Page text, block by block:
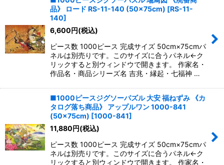
品》 ロード RS-11-140 (50×75cm) [RS-11-
140]
6,600円(税込)
ピース数 1000ピース 完成サイズ 50cm×75cmパ
ネルは別売りです。このサイズに合うパネル←ク
リックすると別ウィンドウで開きます。 作家名・
作品名・商品シリーズ名 吉兆・縁起・七福神 …
■1000ピースジグソーパズル 大安 福ねずみ 《カ
タログ落ち商品》 アップルワン 1000-841
(50×75cm) [1000-841]
11,880円(税込)
ピース数 1000ピース 完成サイズ 50cm×75cmパ
ネルは別売りです。このサイズに合うパネル←ク
リックすると別ウィンドウで開きます。 作家名・